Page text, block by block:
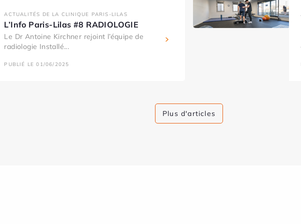
ACTUALITÉS DE LA CLINIQUE PARIS-LILAS
L’Info Paris-Lilas #8 RADIOLOGIE
Le Dr Antoine Kirchner rejoint l’équipe de
radiologie Installé...
PUBLIÉ LE 01/06/2025
Plus d'articles